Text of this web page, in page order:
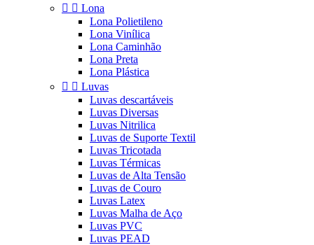
  Lona
Lona Polietileno
Lona Vinílica
Lona Caminhão
Lona Preta
Lona Plástica
  Luvas
Luvas descartáveis
Luvas Diversas
Luvas Nitrilica
Luvas de Suporte Textil
Luvas Tricotada
Luvas Térmicas
Luvas de Alta Tensão
Luvas de Couro
Luvas Latex
Luvas Malha de Aço
Luvas PVC
Luvas PEAD